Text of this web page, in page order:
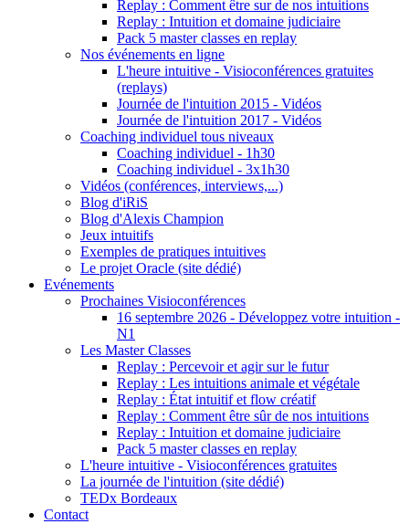
Replay : Comment être sur de nos intuitions
Replay : Intuition et domaine judiciaire
Pack 5 master classes en replay
Nos événements en ligne
L'heure intuitive - Visioconférences gratuites
(replays)
Journée de l'intuition 2015 - Vidéos
Journée de l'intuition 2017 - Vidéos
Coaching individuel tous niveaux
Coaching individuel - 1h30
Coaching individuel - 3x1h30
Vidéos (conférences, interviews,...)
Blog d'iRiS
Blog d'Alexis Champion
Jeux intuitifs
Exemples de pratiques intuitives
Le projet Oracle (site dédié)
Evénements
Prochaines Visioconférences
16 septembre 2026 - Développez votre intuition -
N1
Les Master Classes
Replay : Percevoir et agir sur le futur
Replay : Les intuitions animale et végétale
Replay : État intuitif et flow créatif
Replay : Comment être sûr de nos intuitions
Replay : Intuition et domaine judiciaire
Pack 5 master classes en replay
L'heure intuitive - Visioconférences gratuites
La journée de l'intuition (site dédié)
TEDx Bordeaux
Contact